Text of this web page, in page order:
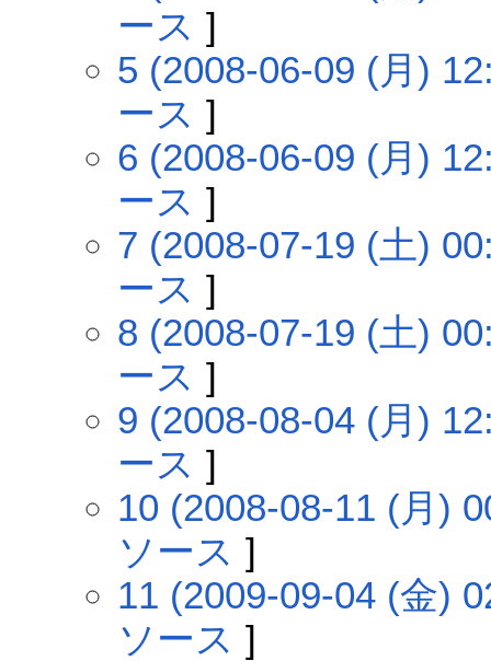
ース ]
5 (2008-06-09 (月)
ース ]
6 (2008-06-09 (月)
ース ]
7 (2008-07-19 (土)
ース ]
8 (2008-07-19 (土)
ース ]
9 (2008-08-04 (月)
ース ]
10 (2008-08-11 (月)
ソース ]
11 (2009-09-04 (金)
ソース ]